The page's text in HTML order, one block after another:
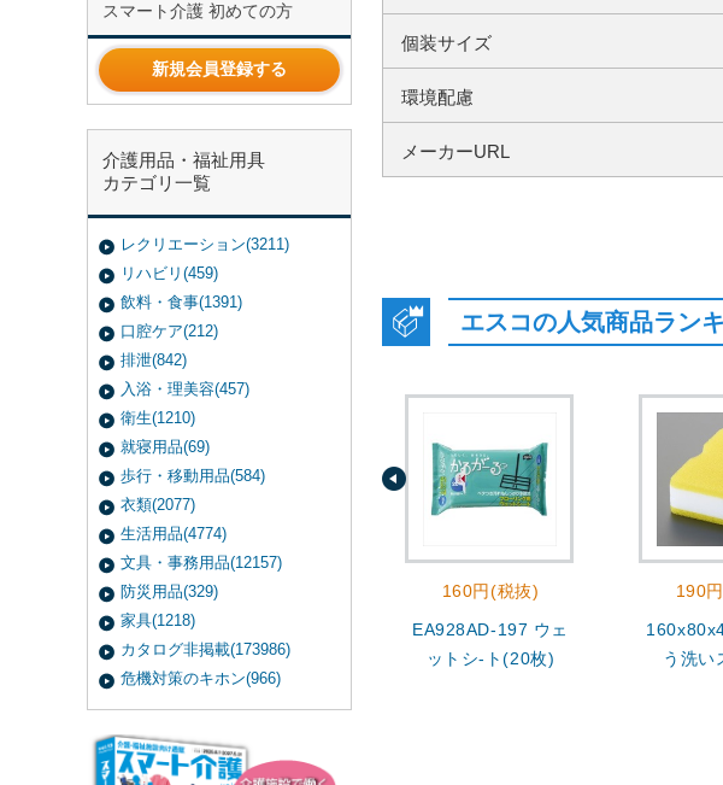
スマート介護 初めての方
新規会員登録する
介護用品・福祉用具
カテゴリ一覧
レクリエーション(3211)
リハビリ(459)
飲料・食事(1391)
口腔ケア(212)
排泄(842)
入浴・理美容(457)
衛生(1210)
就寝用品(69)
歩行・移動用品(584)
衣類(2077)
生活用品(4774)
文具・事務用品(12157)
防災用品(329)
家具(1218)
カタログ非掲載(173986)
危機対策のキホン(966)
個装サイズ
環境配慮
メーカーURL
エスコの人気商品ラン
160円(税抜)
EA928AD-197 ウェ
ットシ-ト(20枚)
190
う洗い